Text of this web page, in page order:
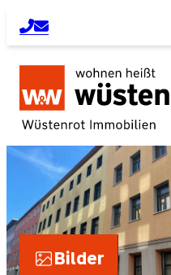
Bilder